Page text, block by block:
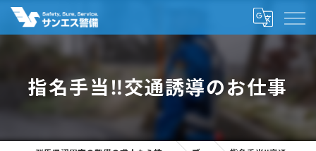
指名手当‼交通誘導のお仕事